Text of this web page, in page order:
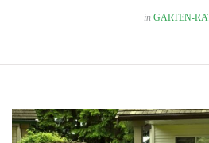
in GARTEN-